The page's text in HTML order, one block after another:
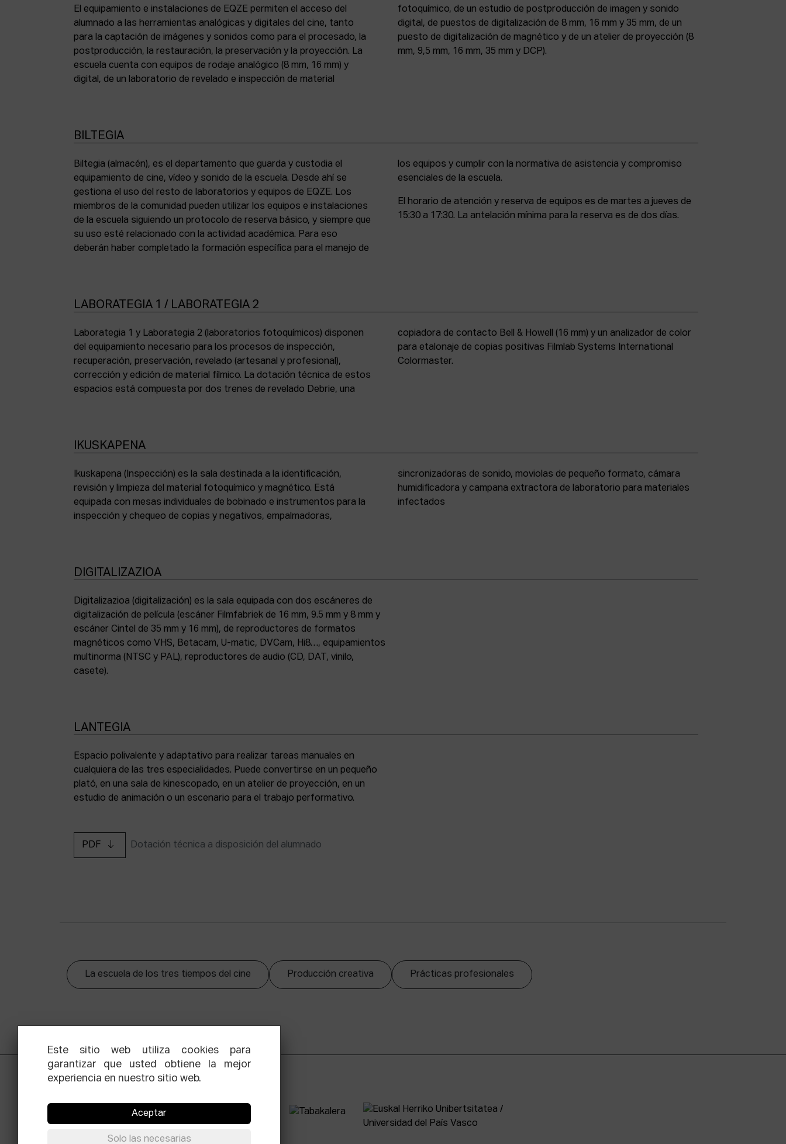
El equipamiento e instalaciones de EQZE permiten el acceso del
alumnado a las herramientas analógicas y digitales del cine, tanto
para la captación de imágenes y sonidos como para el procesado, la
postproducción, la restauración, la preservación y la proyección. La
escuela cuenta con equipos de rodaje analógico (8 mm, 16 mm) y
digital, de un laboratorio de revelado e inspección de material
fotoquímico, de un estudio de postproducción de imagen y sonido
digital, de puestos de digitalización de 8 mm, 16 mm y 35 mm, de un
puesto de digitalización de magnético y de un atelier de proyección (8
mm, 9,5 mm, 16 mm, 35 mm y DCP).
BILTEGIA
Biltegia (almacén), es el departamento que guarda y custodia el
equipamiento de cine, vídeo y sonido de la escuela. Desde ahí se
gestiona el uso del resto de laboratorios y equipos de EQZE. Los
miembros de la comunidad pueden utilizar los equipos e instalaciones
de la escuela siguiendo un protocolo de reserva básico, y siempre que
su uso esté relacionado con la actividad académica. Para eso
deberán haber completado la formación específica para el manejo de
los equipos y cumplir con la normativa de asistencia y compromiso
esenciales de la escuela.
El horario de atención y reserva de equipos es de martes a jueves de
15:30 a 17:30. La antelación mínima para la reserva es de dos días.
LABORATEGIA 1 / LABORATEGIA 2
Laborategia 1 y Laborategia 2 (laboratorios fotoquímicos) disponen
del equipamiento necesario para los procesos de inspección,
recuperación, preservación, revelado (artesanal y profesional),
corrección y edición de material fílmico. La dotación técnica de estos
espacios está compuesta por dos trenes de revelado Debrie, una
copiadora de contacto Bell & Howell (16 mm) y un analizador de color
para etalonaje de copias positivas Filmlab Systems International
Colormaster.
IKUSKAPENA
Ikuskapena (Inspección) es la sala destinada a la identificación,
revisión y limpieza del material fotoquímico y magnético. Está
equipada con mesas individuales de bobinado e instrumentos para la
inspección y chequeo de copias y negativos, empalmadoras,
sincronizadoras de sonido, moviolas de pequeño formato, cámara
humidificadora y campana extractora de laboratorio para materiales
infectados
DIGITALIZAZIOA
Digitalizazioa (digitalización) es la sala equipada con dos escáneres de
digitalización de película (escáner Filmfabriek de 16 mm, 9.5 mm y 8 mm y
escáner Cintel de 35 mm y 16 mm), de reproductores de formatos
magnéticos como VHS, Betacam, U-matic, DVCam, Hi8…, equipamientos
multinorma (NTSC y PAL), reproductores de audio (CD, DAT, vinilo,
casete).
LANTEGIA
Espacio polivalente y adaptativo para realizar tareas manuales en
cualquiera de las tres especialidades. Puede convertirse en un pequeño
plató, en una sala de kinescopado, en un atelier de proyección, en un
estudio de animación o un escenario para el trabajo performativo.
PDF Dotación técnica a disposición del alumnado
La escuela de los tres tiempos del cine Producción creativa Prácticas profesionales
Este sitio web utiliza cookies para
garantizar que usted obtiene la mejor
experiencia en nuestro sitio web.
Aceptar
Solo las necesarias